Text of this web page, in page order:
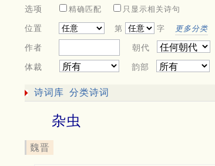
选项 精确匹配 只显示相关诗句
位置 第 字 更多分类
作者 朝代
体裁 韵部
诗词库 分类诗词
杂虫
魏晋